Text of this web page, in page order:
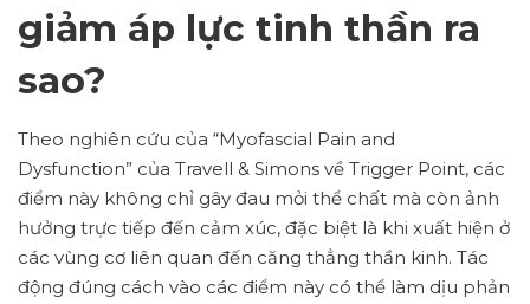
giảm áp lực tinh thần ra
sao?
Theo nghiên cứu của “Myofascial Pain and
Dysfunction” của Travell & Simons về Trigger Point, các
điểm này không chỉ gây đau mỏi thể chất mà còn ảnh
hưởng trực tiếp đến cảm xúc, đặc biệt là khi xuất hiện ở
các vùng cơ liên quan đến căng thẳng thần kinh. Tác
động đúng cách vào các điểm này có thể làm dịu phản